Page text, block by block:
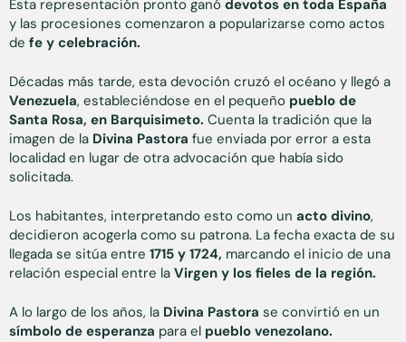
Esta representación pronto ganó devotos en toda España
y las procesiones comenzaron a popularizarse como actos
de fe y celebración.
Décadas más tarde, esta devoción cruzó el océano y llegó a
Venezuela, estableciéndose en el pequeño pueblo de
Santa Rosa, en Barquisimeto. Cuenta la tradición que la
imagen de la Divina Pastora fue enviada por error a esta
localidad en lugar de otra advocación que había sido
solicitada.
Los habitantes, interpretando esto como un acto divino,
decidieron acogerla como su patrona. La fecha exacta de su
llegada se sitúa entre 1715 y 1724, marcando el inicio de una
relación especial entre la Virgen y los fieles de la región.
A lo largo de los años, la Divina Pastora se convirtió en un
símbolo de esperanza para el pueblo venezolano.